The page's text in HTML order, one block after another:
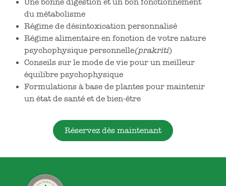
Une bonne digestion et un bon fonctionnement
du métabolisme
Régime de désintoxication personnalisé
Régime alimentaire en fonction de votre nature
psychophysique personnelle(prakriti)
Conseils sur le mode de vie pour un meilleur
équilibre psychophysique
Formulations à base de plantes pour maintenir
un état de santé et de bien-être
Réservez dès maintenant